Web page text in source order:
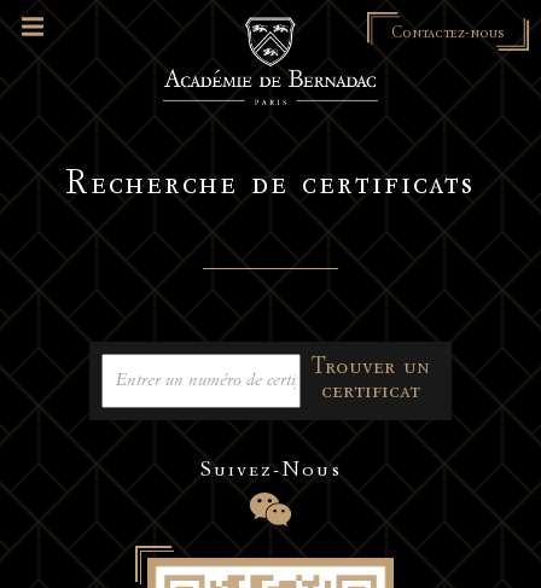
Contactez-nous
Recherche de certificats
Trouver un
certificat
Suivez-Nous